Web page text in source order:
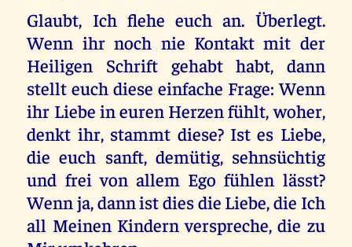
Glaubt, Ich flehe euch an. Überlegt.
Wenn ihr noch nie Kontakt mit der
Heiligen Schrift gehabt habt, dann
stellt euch diese einfache Frage: Wenn
ihr Liebe in euren Herzen fühlt, woher,
denkt ihr, stammt diese? Ist es Liebe,
die euch sanft, demütig, sehnsüchtig
und frei von allem Ego fühlen lässt?
Wenn ja, dann ist dies die Liebe, die Ich
all Meinen Kindern verspreche, die zu